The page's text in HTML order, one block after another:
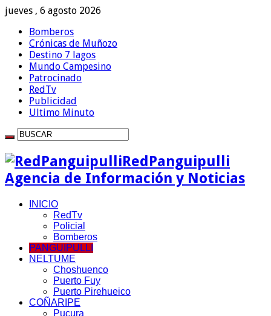
jueves , 6 agosto 2026
Bomberos
Crónicas de Muñozo
Destino 7 lagos
Mundo Campesino
Patrocinado
RedTv
Publicidad
Ultimo Minuto
RedPanguipulli
Agencia de Información y Noticias
INICIO
RedTv
Policial
Bomberos
PANGUIPULLI
NELTUME
Choshuenco
Puerto Fuy
Puerto Pirehueico
COÑARIPE
Pucura